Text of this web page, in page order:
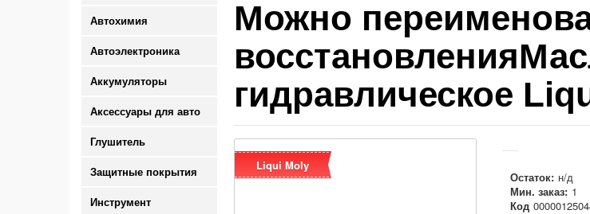
Автохимия
Автоэлектроника
Аккумуляторы
Аксессуары для авто
Глушитель
Защитные покрытия
Инструмент
Можно
гидравлическое
Liqui Moly
Остаток: н/д
Мин. заказ: 1
Код